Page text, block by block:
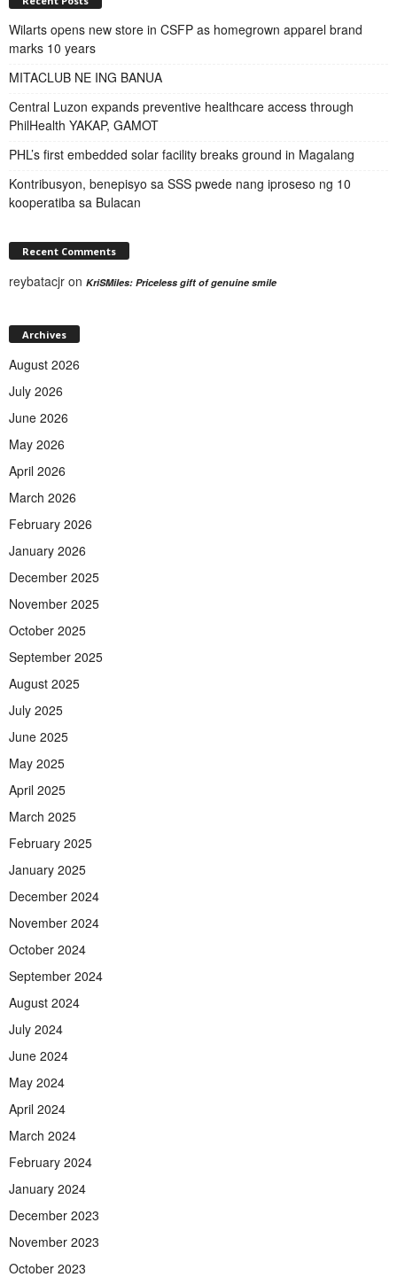
Wilarts opens new store in CSFP as homegrown apparel brand
marks 10 years
MITACLUB NE ING BANUA
Central Luzon expands preventive healthcare access through
PhilHealth YAKAP, GAMOT
PHL’s first embedded solar facility breaks ground in Magalang
Kontribusyon, benepisyo sa SSS pwede nang iproseso ng 10
kooperatiba sa Bulacan
Recent Comments
reybatacjr on KriSMiles: Priceless gift of genuine smile
Archives
August 2026
July 2026
June 2026
May 2026
April 2026
March 2026
February 2026
January 2026
December 2025
November 2025
October 2025
September 2025
August 2025
July 2025
June 2025
May 2025
April 2025
March 2025
February 2025
January 2025
December 2024
November 2024
October 2024
September 2024
August 2024
July 2024
June 2024
May 2024
April 2024
March 2024
February 2024
January 2024
December 2023
November 2023
October 2023